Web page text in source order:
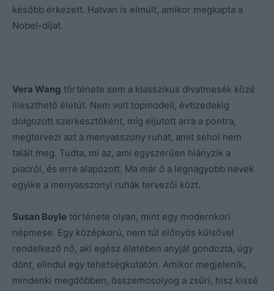
később érkezett. Hatvan is elmúlt, amikor megkapta a
Nobel-díjat.
Vera Wang története sem a klasszikus divatmesék közé
illeszthető életút. Nem volt topmodell, évtizedekig
dolgozott szerkesztőként, míg eljutott arra a pontra,
megtervezi azt a menyasszony ruhát, amit sehol nem
talált meg. Tudta, mi az, ami egyszerűen hiányzik a
piacról, és erre alapozott. Ma már ő a legnagyobb nevek
egyike a menyasszonyi ruhák tervezői közt.
Susan Boyle története olyan, mint egy modernkori
népmese. Egy középkorú, nem túl előnyös külsővel
rendelkező nő, aki egész életében anyját gondozta, úgy
dönt, elindul egy tehetségkutatón. Amikor megjelenik,
mindenki megdöbben, összemosolyog a zsűri, hisz kissé